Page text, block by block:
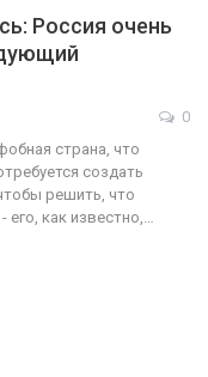
Россия очень
0
страна, что
создать
решить, что
как известно,…